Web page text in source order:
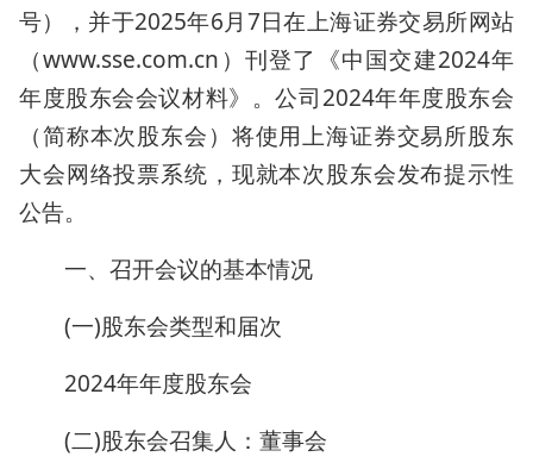
号），并于2025年6月7日在上海证券交易所网站
（www.sse.com.cn）刊登了《中国交建2024年
年度股东会会议材料》。公司2024年年度股东会
（简称本次股东会）将使用上海证券交易所股东
大会网络投票系统，现就本次股东会发布提示性
公告。
一、召开会议的基本情况
(一)股东会类型和届次
2024年年度股东会
(二)股东会召集人：董事会